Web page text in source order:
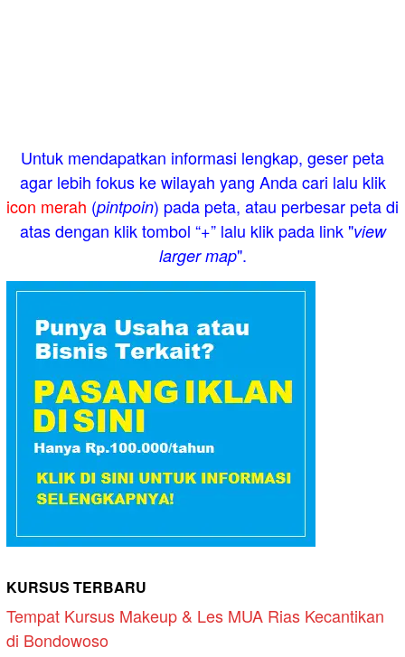
Untuk mendapatkan informasi lengkap, geser peta
agar lebih fokus ke wilayah yang Anda cari lalu klik
icon merah (pintpoin) pada peta, atau perbesar peta di
atas dengan klik tombol “+” lalu klik pada link "view
larger map".
KURSUS TERBARU
Tempat Kursus Makeup & Les MUA Rias Kecantikan
di Bondowoso